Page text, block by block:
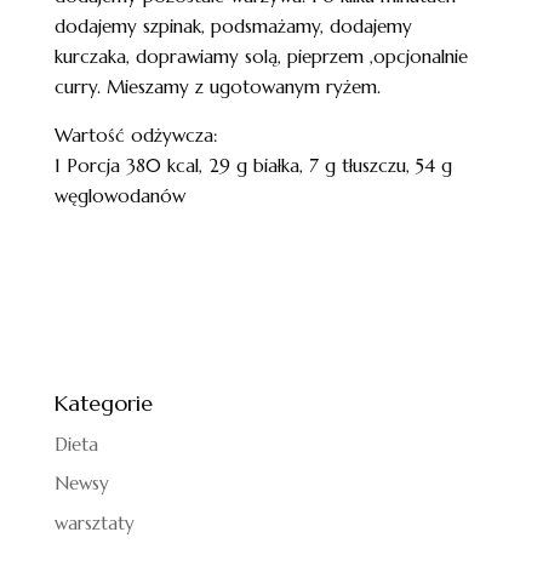
dodajemy szpinak, podsmażamy, dodajemy
kurczaka, doprawiamy solą, pieprzem ,opcjonalnie
curry. Mieszamy z ugotowanym ryżem.
Wartość odżywcza:
1 Porcja 380 kcal, 29 g białka, 7 g tłuszczu, 54 g
węglowodanów
Kategorie
Dieta
Newsy
warsztaty